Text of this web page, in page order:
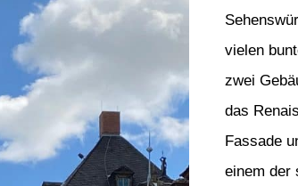
vielen
zwei
das
Fassade
einem der